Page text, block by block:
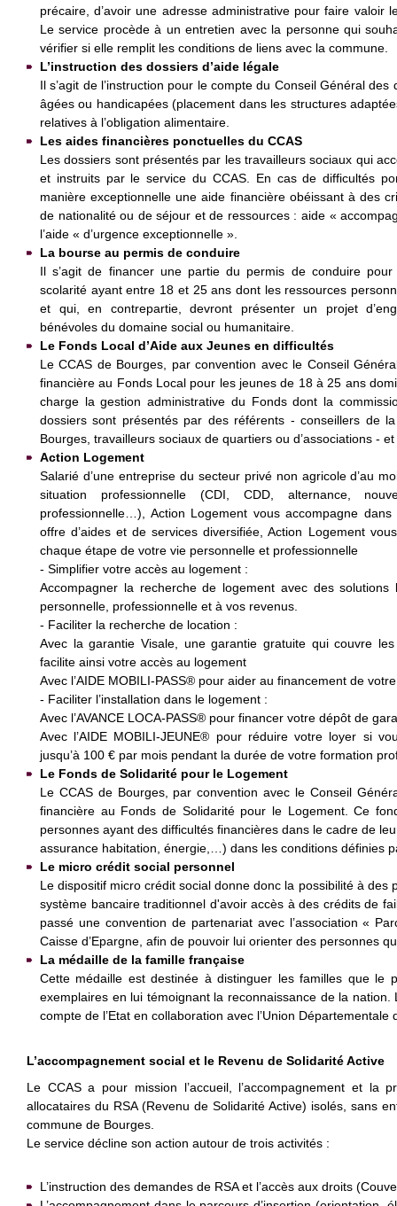
précaire, d’avoir une adresse administrative pour faire valoir
Le service procède à un entretien avec la personne qui
vérifier si elle remplit les conditions de liens avec la commune.
L’instruction des dossiers d’aide légale
Il s’agit de l’instruction pour le compte du Conseil Général
âgées ou handicapées (placement dans les structures
relatives à l’obligation alimentaire.
Les aides financières ponctuelles du CCAS
Les dossiers sont présentés par les travailleurs sociaux qui
et instruits par le service du CCAS. En cas de difficultés
manière exceptionnelle une aide financière obéissant à des
de nationalité ou de séjour et de ressources : aide «
l’aide « d’urgence exceptionnelle ».
La bourse au permis de conduire
Il s’agit de financer une partie du permis de conduire
scolarité ayant entre 18 et 25 ans dont les ressources
et qui, en contrepartie, devront présenter un projet
bénévoles du domaine social ou humanitaire.
Le Fonds Local d’Aide aux Jeunes en difficultés
Le CCAS de Bourges, par convention avec le Conseil
financière au Fonds Local pour les jeunes de 18 à 25 ans
charge la gestion administrative du Fonds dont la
dossiers sont présentés par des référents - conseillers de
Bourges, travailleurs sociaux de quartiers ou d’associations -
Action Logement
Salarié d’une entreprise du secteur privé non agricole d’au
situation professionnelle (CDI, CDD, alternance,
professionnelle…), Action Logement vous accompagne
offre d’aides et de services diversifiée, Action Logement
chaque étape de votre vie personnelle et professionnelle
- Simplifier votre accès au logement :
Accompagner la recherche de logement avec des
personnelle, professionnelle et à vos revenus.
- Faciliter la recherche de location :
Avec la garantie Visale, une garantie gratuite qui couvre
facilite ainsi votre accès au logement
Avec l’AIDE MOBILI-PASS® pour aider au financement de
- Faciliter l’installation dans le logement :
Avec l’AVANCE LOCA-PASS® pour financer votre dépôt de
Avec l’AIDE MOBILI-JEUNE® pour réduire votre loyer si
jusqu’à 100 € par mois pendant la durée de votre formation
Le Fonds de Solidarité pour le Logement
Le CCAS de Bourges, par convention avec le Conseil
financière au Fonds de Solidarité pour le Logement. Ce
personnes ayant des difficultés financières dans le cadre de
assurance habitation, énergie,…) dans les conditions définies
Le micro crédit social personnel
Le dispositif micro crédit social donne donc la possibilité à des
système bancaire traditionnel d'avoir accès à des crédits de
passé une convention de partenariat avec l’association «
Caisse d’Epargne, afin de pouvoir lui orienter des personnes
La médaille de la famille française
Cette médaille est destinée à distinguer les familles que le
exemplaires en lui témoignant la reconnaissance de la
compte de l’Etat en collaboration avec l’Union Départementale
L’accompagnement social et le Revenu de Solidarité Active
Le CCAS a pour mission l’accueil, l’accompagnement et la
allocataires du RSA (Revenu de Solidarité Active) isolés, sans
commune de Bourges.
Le service décline son action autour de trois activités :
L’instruction des demandes de RSA et l’accès aux droits